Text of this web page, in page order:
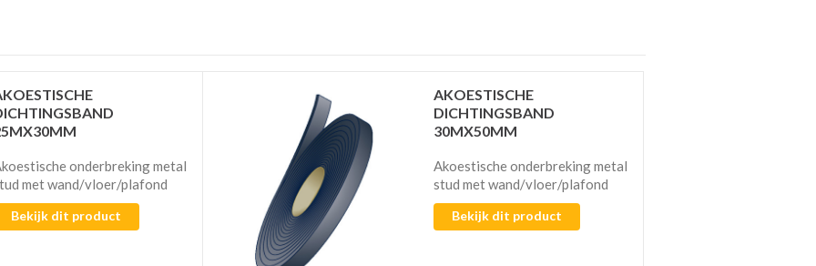
onderbreking metal
met wand/vloer/plafond
Bekijk dit product
AKOESTISCHE
DICHTINGSBAND
30MX50MM
Akoestische onderbreking metal
stud met wand/vloer/plafond
Bekijk dit product